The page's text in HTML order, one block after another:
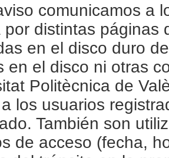
comunicamos a
por distintas páginas
en el disco duro
en el disco ni otras
Politècnica de
los usuarios
También son
de acceso (fecha,